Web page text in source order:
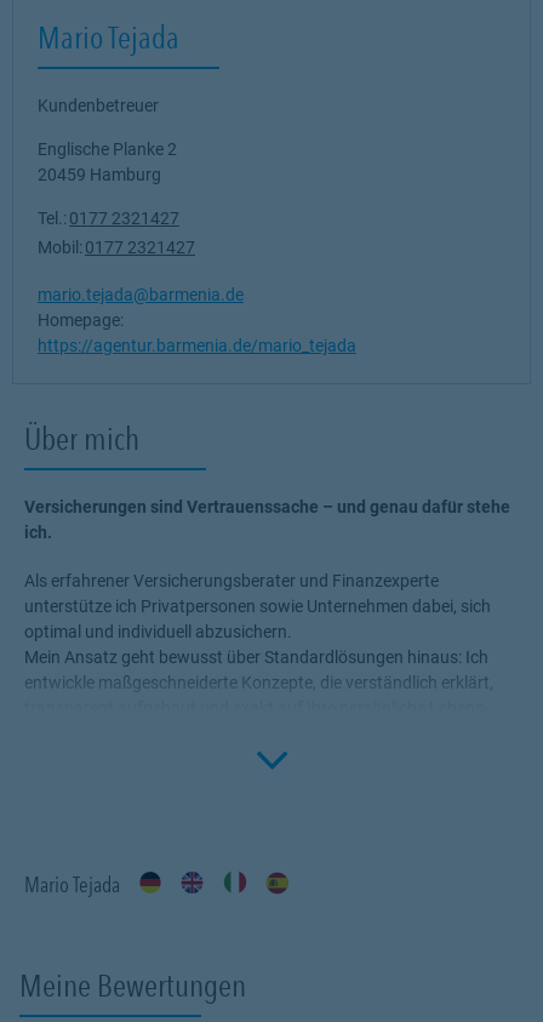
Über mich
Versicherungen sind Vertrauenssache – und genau dafür stehe
ich.
Als erfahrener Versicherungsberater und Finanzexperte
unterstütze ich Privatpersonen sowie Unternehmen dabei, sich
optimal und individuell abzusichern.
Mein Ansatz geht bewusst über Standardlösungen hinaus: Ich
entwickle maßgeschneiderte Konzepte, die verständlich erklärt,
👤 Für Privatkunden
Leistungen, die zu Ihrem Leben passen.
Click to
Mario Tejada
Mario Tejada
Kundenbetreuer
Englische Planke 2
20459 Hamburg
Tel.: 0177 2321427
Mobil: 0177 2321427
mario.tejada@barmenia.de
Homepage:
https://agentur.barmenia.de/mario_tejada
Meine Bewertungen